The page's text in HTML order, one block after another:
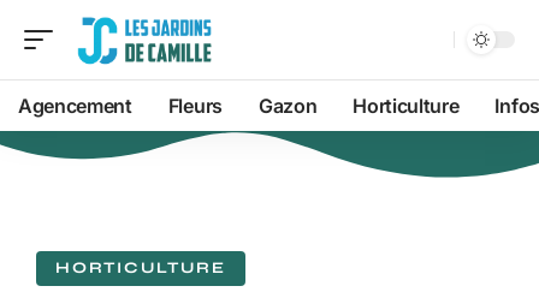
Agencement Fleurs Gazon Horticulture Infos
HORTICULTURE